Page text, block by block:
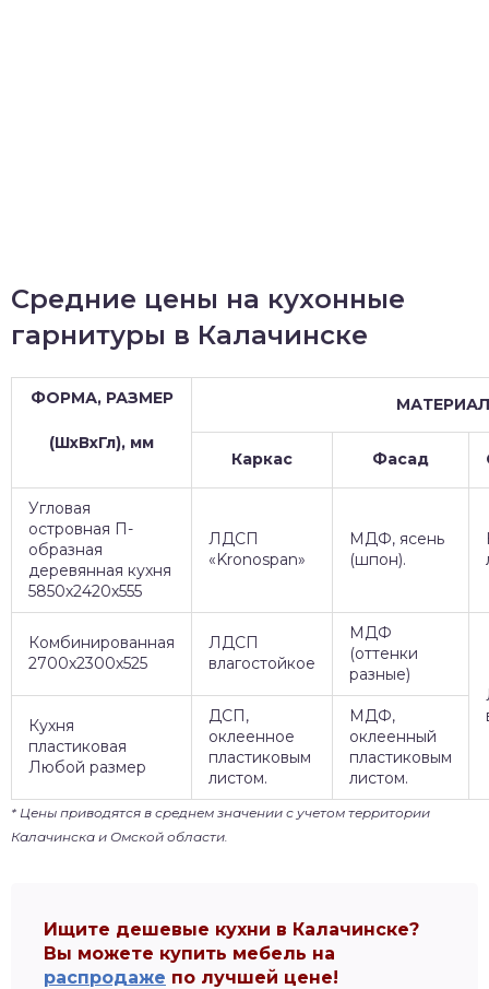
Средние цены на кухонные
гарнитуры в Калачинске
ФОРМА, РАЗМЕР
(ШхВхГл), мм
Каркас Фасад
Угловая
островная П-
образная
деревянная кухня
5850х2420х555
ЛДСП
«Kronospan»
МДФ, ясень
(шпон).
Комбинированная
2700х2300х525
ЛДСП
влагостойкое
МДФ
(оттенки
разные)
Кухня
пластиковая
Любой размер
ДСП,
оклеенное
пластиковым
листом.
МДФ,
оклеенный
пластиковым
листом.
* Цены приводятся в среднем значении с учетом территории
Калачинска и Омской области.
Ищите дешевые кухни в Калачинске?
Вы можете купить мебель на
распродаже по лучшей цене!